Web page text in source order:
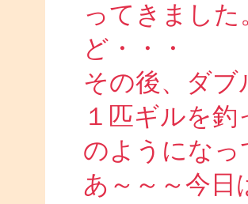
ってきまし
ど・・・
その後、ダ
１匹ギルを
のようになっ
あ～～～今日